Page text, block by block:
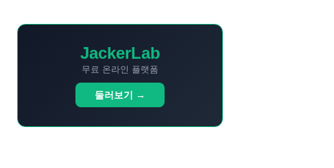
JackerLab
무료 온라인 플랫폼
둘러보기 →